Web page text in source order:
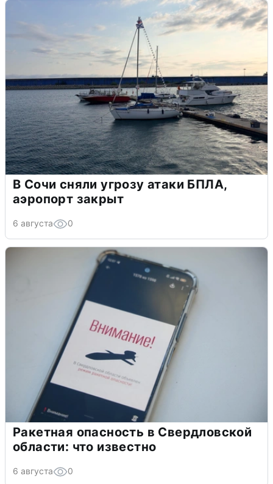
В Сочи сняли угрозу атаки БПЛА,
аэропорт закрыт
6 августа 0
Ракетная опасность в Свердловской
области: что известно
6 августа 0